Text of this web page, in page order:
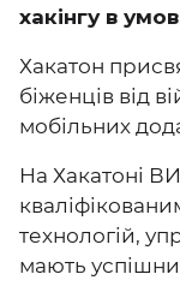
хакінгу в
Хакатон
біженців від
мобільних
На Хакатоні
технологій,
мають